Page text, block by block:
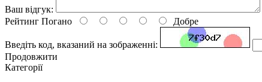
Ваш відгук:
Рейтинг Погано Добре
Введіть код, вказаний на зображенні:
Продовжити
Категорії